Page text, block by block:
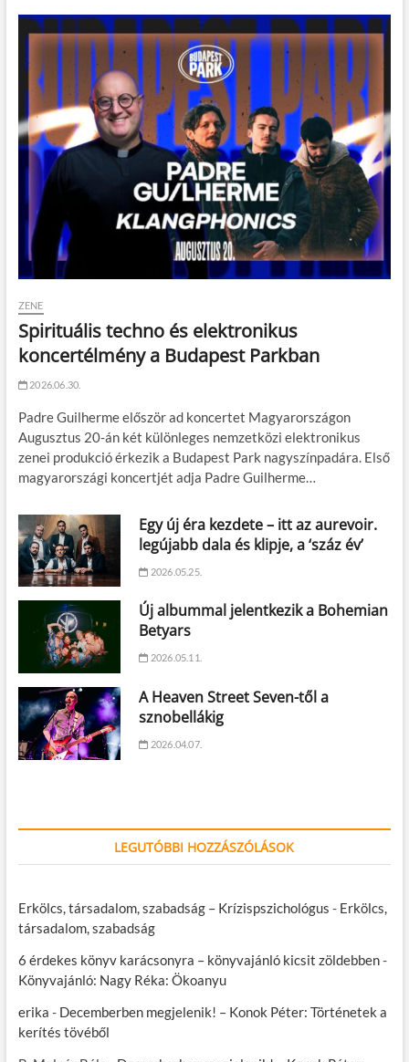
ZENE
Spirituális techno és elektronikus
koncertélmény a Budapest Parkban
2026.06.30.
Padre Guilherme először ad koncertet Magyarországon
Augusztus 20-án két különleges nemzetközi elektronikus
zenei produkció érkezik a Budapest Park nagyszínpadára. Első
magyarországi koncertjét adja Padre Guilherme…
Egy új éra kezdete – itt az aurevoir.
legújabb dala és klipje, a ‘száz év’
2026.05.25.
Új albummal jelentkezik a Bohemian
Betyars
2026.05.11.
A Heaven Street Seven-től a
sznobellákig
2026.04.07.
LEGUTÓBBI HOZZÁSZÓLÁSOK
Erkölcs, társadalom, szabadság – Krízispszichológus - Erkölcs,
társadalom, szabadság
6 érdekes könyv karácsonyra – könyvajánló kicsit zöldebben-
Könyvajánló: Nagy Réka: Ökoanyu
erika - Decemberben megjelenik! – Konok Péter: Történetek a
kerítés tövéből